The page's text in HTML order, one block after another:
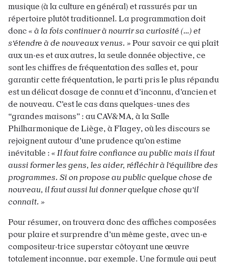
musique (à la culture en général) et rassurés par un
répertoire plutôt traditionnel. La programmation doit
donc « à la fois continuer à nourrir sa curiosité (…) et
s’étendre à de nouveaux venus. » Pour savoir ce qui plaît
aux un·es et aux autres, la seule donnée objective, ce
sont les chiffres de fréquentation des salles et, pour
garantir cette fréquentation, le parti pris le plus répandu
est un délicat dosage de connu et d’inconnu, d’ancien et
de nouveau. C’est le cas dans quelques-unes des
“grandes maisons” : au CAV&MA, à la Salle
Philharmonique de Liège, à Flagey, où les discours se
rejoignent autour d’une prudence qu’on estime
inévitable : « Il faut faire confiance au public mais il faut
aussi former les gens, les aider, réfléchir à l’équilibre des
programmes. Si on propose au public quelque chose de
nouveau, il faut aussi lui donner quelque chose qu’il
connaît. »
Pour résumer, on trouvera donc des affiches composées
pour plaire et surprendre d’un même geste, avec un·e
compositeur·trice superstar côtoyant une œuvre
totalement inconnue, par exemple. Une formule qui peut